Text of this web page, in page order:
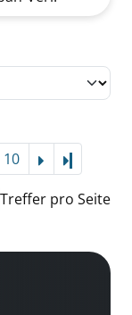
10
Treffer pro Seite